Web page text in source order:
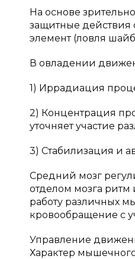
На основе
защитные действия
элемент (ловля
В овладении
1) Иррадиация
2) Концентрация
уточняет участие
3) Стабилизация и
Средний мозг
отделом мозга
работу различных
кровообращение с
Управление
Характер мышечного